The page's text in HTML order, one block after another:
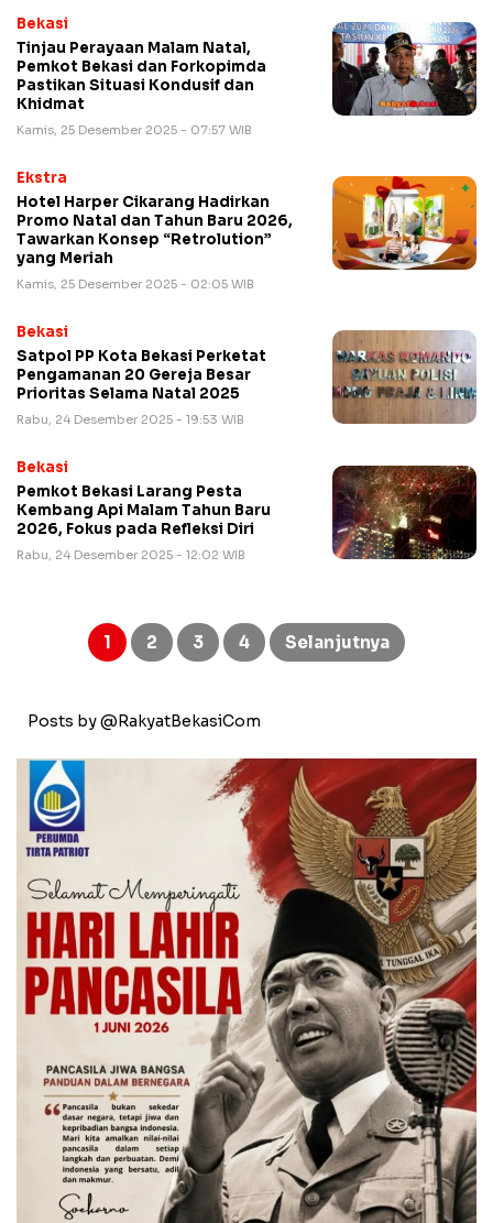
Bekasi
Tinjau Perayaan Malam Natal,
Pemkot Bekasi dan Forkopimda
Pastikan Situasi Kondusif dan
Khidmat
Kamis, 25 Desember 2025 - 07:57 WIB
Ekstra
Hotel Harper Cikarang Hadirkan
Promo Natal dan Tahun Baru 2026,
Tawarkan Konsep “Retrolution”
yang Meriah
Kamis, 25 Desember 2025 - 02:05 WIB
Bekasi
Satpol PP Kota Bekasi Perketat
Pengamanan 20 Gereja Besar
Prioritas Selama Natal 2025
Rabu, 24 Desember 2025 - 19:53 WIB
Bekasi
Pemkot Bekasi Larang Pesta
Kembang Api Malam Tahun Baru
2026, Fokus pada Refleksi Diri
Rabu, 24 Desember 2025 - 12:02 WIB
Paginasi
1 2 3 4 Selanjutnya
Posts by @RakyatBekasiCom